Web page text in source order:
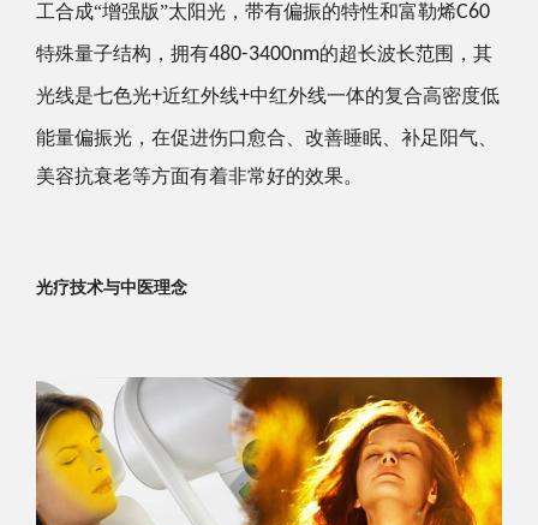
工合成“增强版”太阳光，带有偏振的特性和富勒烯C60
特殊量子结构，拥有480-3400nm的超长波长范围，其
光线是七色光+近红外线+中红外线一体的复合高密度低
能量偏振光，在促进伤口愈合、改善睡眠、补足阳气、
美容抗衰老等方面有着非常好的效果。
光疗技术与中医理念